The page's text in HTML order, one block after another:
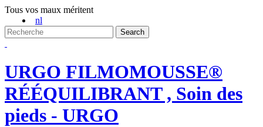
Tous vos maux méritent
nl
URGO FILMOMOUSSE®
RÉÉQUILIBRANT , Soin des
pieds - URGO